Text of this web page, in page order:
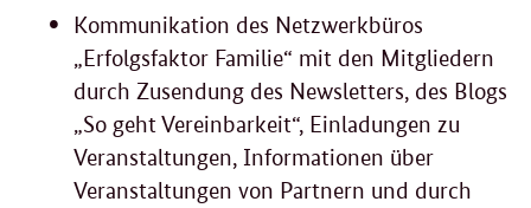
Kommunikation des Netzwerkbüros
„Erfolgsfaktor Familie“ mit den Mitgliedern
durch Zusendung des Newsletters, des Blogs
„So geht Vereinbarkeit“, Einladungen zu
Veranstaltungen, Informationen über
Veranstaltungen von Partnern und durch